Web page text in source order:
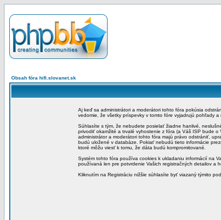
Obsah fóra hifi.slovanet.sk
Aj keď sa administrátori a moderátori tohto fóra pokúsia
vedomie, že všetky príspevky v tomto fóre vyjadrujú pohľady
Súhlasíte s tým, že nebudete posielať žiadne hanlivé,
privodiť okamžité a trvalé vyhostenie z fóra (a Váš ISP bude
administrátor a moderátori tohto fóra majú právo odstrániť,
budú uložené v databáze. Pokiať nebudú tieto informácie
ktoré môžu viesť k tomu, že dáta budú kompromitované.
Systém tohto fóra používa cookies k ukladaniu informácií na
používaná len pre potvrdenie Vašich registračných detailov a
Kliknutím na Registráciu nižšie súhlasíte byť viazaný týmito